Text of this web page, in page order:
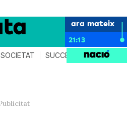
ara mateix
21:13
SOCIETAT SUCCESSOS AGENDA